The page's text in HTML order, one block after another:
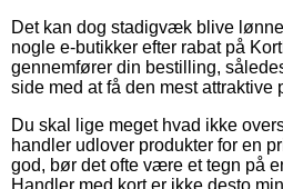
Det kan dog stadigvæk blive
nogle e-butikker efter rabat på
gennemfører din bestilling,
side med at få den mest attraktive
Du skal lige meget hvad ikke
handler udlover produkter for en
god, bør det ofte være et tegn på
Handler med kort er ikke desto